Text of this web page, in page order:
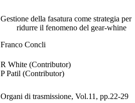
Gestione della fasatura come strategia per
ridurre il fenomeno del gear-whine
Franco Concli
R White (Contributor)
P Patil (Contributor)
Organi di trasmissione, Vol.11, pp.22-29